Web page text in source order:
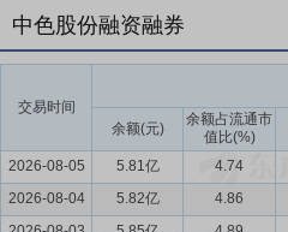
信设备销售;非居住房地产租赁;专用
有色金属及合金材料销售;日用百货
有色金属采选与冶炼、国际
金属行业的国际工程承包业务为主
际有色金属综合型企业。对国际工
作，增强公司市场竞争力和抗风险能
中色股份融资融券
交易时间
余额(元)
余额占流通市
值比(%)
2026-08-05 5.81亿 4.74
2026-08-04
5.82亿 4.86